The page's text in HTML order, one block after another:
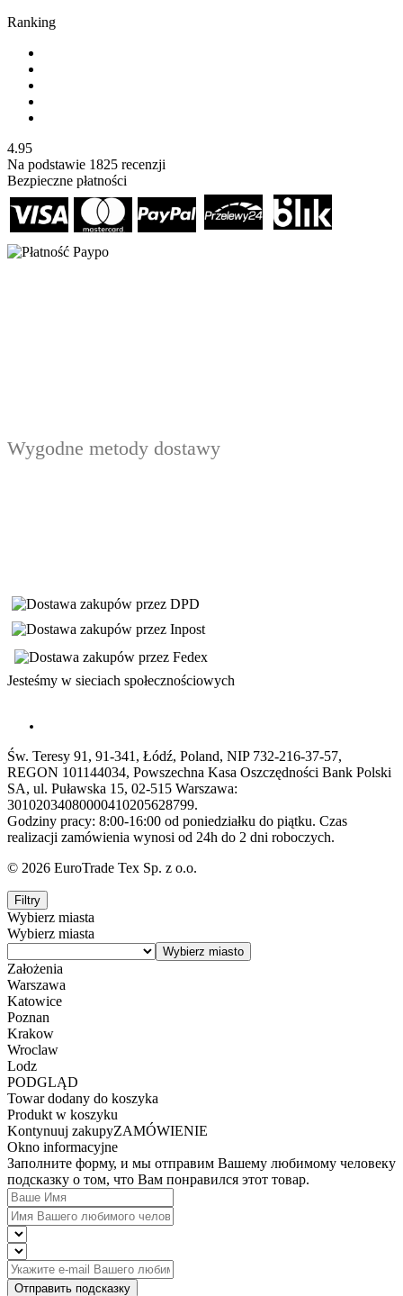
Ranking
4.95
Na podstawie 1825 recenzji
Bezpieczne płatności
Wygodne metody dostawy
Jesteśmy w sieciach społecznościowych
Św. Teresy 91, 91-341, Łódź, Poland, NIP 732-216-37-57,
REGON 101144034, Powszechna Kasa Oszczędności Bank Polski
SA, ul. Puławska 15, 02-515 Warszawa:
30102034080000410205628799.
Godziny pracy: 8:00-16:00 od poniedziałku do piątku. Czas
realizacji zamówienia wynosi od 24h do 2 dni roboczych.
© 2026 EuroTrade Tex Sp. z o.o.
Filtry
Wybierz miasta
Wybierz miasta
Założenia
Warszawa
Katowice
Poznan
Krakow
Wroclaw
Lodz
PODGLĄD
Towar dodany do koszyka
Produkt w koszyku
Kontynuuj zakupyZAMÓWIENIE
Okno informacyjne
Заполните форму, и мы отправим Вашему любимому человеку
подсказку о том, что Вам понравился этот товар.
Отправить подсказку